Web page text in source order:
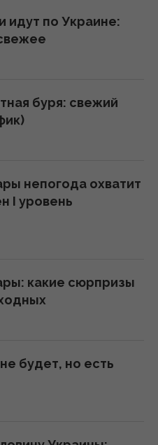
идут по Украине:
буря: свежий
непогода охватит
I уровень
какие сюрпризы
будет, но есть